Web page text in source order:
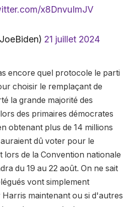
x8DnvuImJV
21 juillet 2024
encore quel protocole le parti
choisir le remplaçant de
la grande majorité des
des primaires démocrates
obtenant plus de 14 millions
dû voter pour le
lors de la Convention nationale
du 19 au 22 août. On ne sait
vont simplement
maintenant ou si d'autres